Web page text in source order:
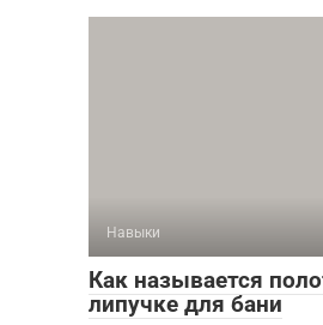
Навыки
Как называется
липучке для бани